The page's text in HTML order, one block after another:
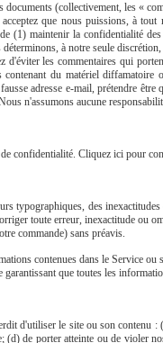
(collectivement, les «
que nous puissions, à
(1) maintenir la confidentialité
à notre seule
les commentaires qui
du matériel
adresse e-mail, prétendre
n'assumons aucune
confidentialité. Cliquez ici pour
typographiques, des
toute erreur, inexactitude ou
commande) sans préavis.
contenues dans le Service
que toutes les
d'utiliser le site ou son
de porter atteinte ou de